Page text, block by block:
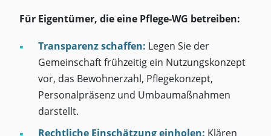
Für Eigentümer, die eine Pflege-WG betreiben:
Transparenz schaffen: Legen Sie der
Gemeinschaft frühzeitig ein Nutzungskonzept
vor, das Bewohnerzahl, Pflegekonzept,
Personalpräsenz und Umbaumaßnahmen
darstellt.
Rechtliche Einschätzung einholen: Klären